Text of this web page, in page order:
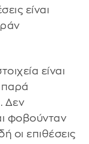
είναι
είναι
παρά
Δεν
φοβούνταν
οι επιθέσεις